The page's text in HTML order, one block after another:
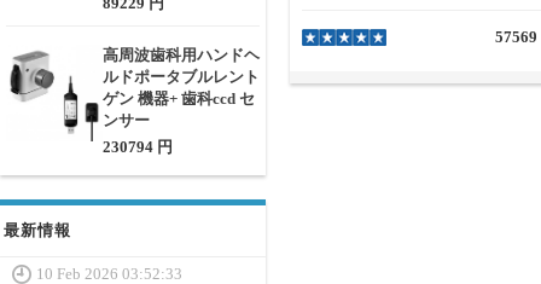
高周波歯科用ハンドヘ
ルドポータブルレント
ゲン 機器+ 歯科ccd セ
ンサー
230794 円
最新情報
10 Feb 2026 03:52:33
57569